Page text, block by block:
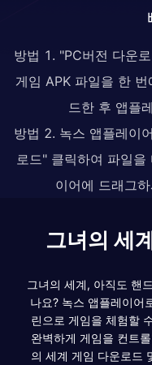
방법 1. "PC버전 다운
게임 APK 파일을 한
드한 후 앱플
방법 2. 녹스 앱플레이
로드" 클릭하여 파일
이어에 드래그
그녀의 세
그녀의 세계, 아직도 핸
나요? 녹스 앱플레이어
린으로 게임을 체험할
완벽하게 게임을 컨트
의 세계 게임 다운로드